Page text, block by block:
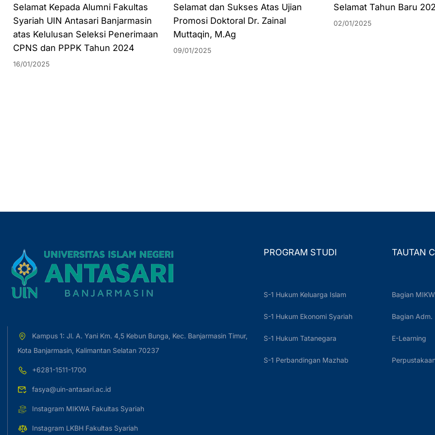
Selamat Kepada Alumni Fakultas
Syariah UIN Antasari Banjarmasin
atas Kelulusan Seleksi Penerimaan
CPNS dan PPPK Tahun 2024
16/01/2025
Selamat dan Sukses Atas Ujian
Promosi Doktoral Dr. Zainal
Muttaqin, M.Ag
09/01/2025
Selamat Tahun Baru
02/01/2025
Kampus 1: Jl. A. Yani Km. 4,5 Kebun Bunga, Kec. Banjarmasin Timur,
Kota Banjarmasin, Kalimantan Selatan 70237
+6281-1511-1700
fasya@uin-antasari.ac.id
Instagram MIKWA Fakultas Syariah
Instagram LKBH Fakultas Syariah
PROGRAM STUDI
S-1 Hukum Keluarga Islam
S-1 Hukum Ekonomi Syariah
S-1 Hukum Tatanegara
S-1 Perbandingan Mazhab
TAUTAN
Bagian
Bagian Adm.
E-Learning